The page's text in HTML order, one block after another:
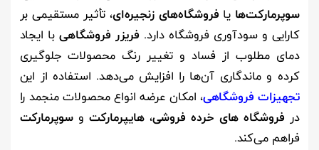
سوپرمارکت‌ها یا فروشگاه‌های زنجیره‌ای، تأثیر مستقیمی بر
کارایی و سودآوری فروشگاه دارد. فریزر فروشگاهیبا ایجاد
دمای مطلوب از فساد و تغییر رنگ محصولات جلوگیری
کرده و ماندگاری آن‌ها را افزایش می‌دهد. استفاده از این
تجهیزات فروشگاهی، امکان عرضه انواع محصولات منجمد را
در فروشگاه های خرده فروشی،هایپرمارکت وسوپرمارکت
فراهم می‌کند.